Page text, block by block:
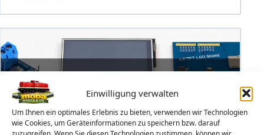
Einwilligung verwalten
Um Ihnen ein optimales Erlebnis zu bieten, verwenden wir Technologien
wie Cookies, um Geräteinformationen zu speichern bzw. darauf